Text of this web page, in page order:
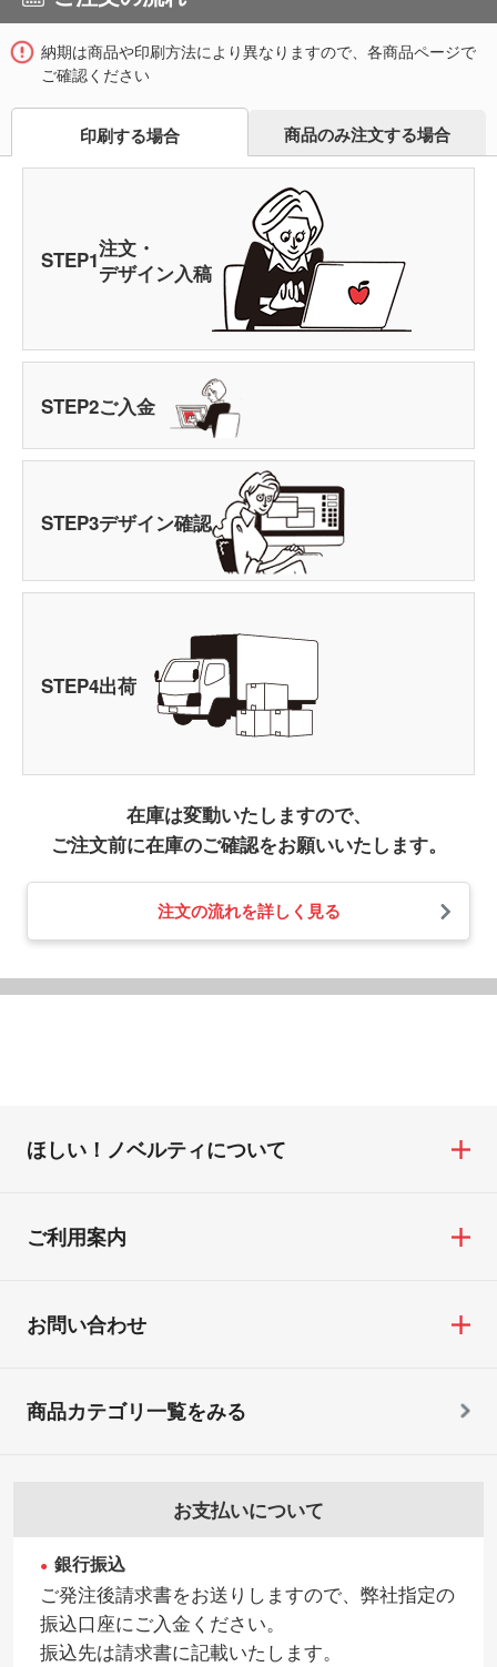
納期は商品や印刷方法により異なりますので、各商品ページで
ご確認ください
印刷する場合 商品のみ注文する場合
STEP1注文・
デザイン入稿
STEP2ご入金
STEP3デザイン確認
STEP4出荷
在庫は変動いたしますので、
ご注文前に在庫のご確認をお願いいたします。
注文の流れを詳しく見る
ほしい！ノベルティについて
ご利用案内
お問い合わせ
お支払いについて
銀行振込
ご発注後請求書をお送りしますので、弊社指定の
振込口座にご入金ください。
振込先は請求書に記載いたします。
商品カテゴリ一覧をみる